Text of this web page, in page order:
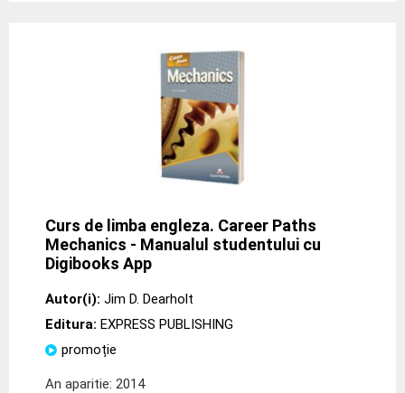
Curs de limba engleza. Career Paths
Mechanics - Manualul studentului cu
Digibooks App
Autor(i): Jim D. Dearholt
Editura: EXPRESS PUBLISHING
promoție
An aparitie: 2014